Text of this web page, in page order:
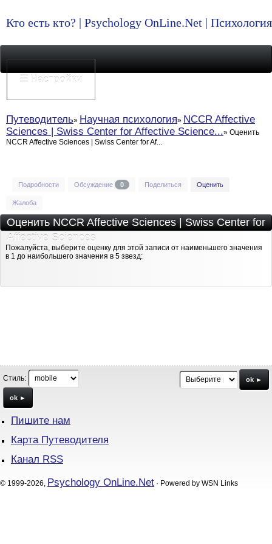
Кто есть кто? | Psychology OnLine.Net |
☰ Настройки
Путеводитель Научная психология
NCCR Affective
Sciences | Swiss Center for Affective Science...
Оценить
NCCR Affective Sciences | Swiss Center for Af...
Подробности Обсуждение 0 Поделиться Оценить
Жалоба
Оценить NCCR Affective Sciences | Swiss Center for
Affective Sciences
Пожалуйста, выберите оценку для этой записи от наименьшего значения
в 1 до наибольшего значения в 5 звезд:
Стиль:
ok ►
ok ►
Пишите нам
Карта Путеводителя
Канал RSS
© 1999-2026, Psychology OnLine.Net · Powered by WSN Links